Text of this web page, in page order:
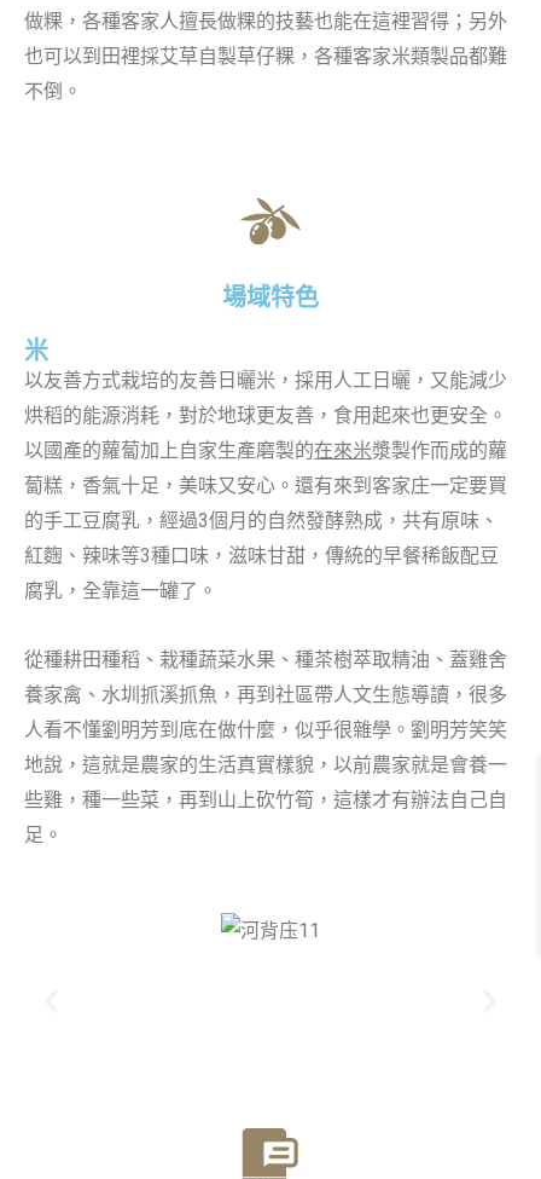
做粿，各種客家人擅長做粿的技藝也能在這裡習得；另外
也可以到田裡採艾草自製草仔粿，各種客家米類製品都難
不倒。
場域特色
米
以友善方式栽培的友善日曬米，採用人工日曬，又能減少
烘稻的能源消耗，對於地球更友善，食用起來也更安全。
以國產的蘿蔔加上自家生產磨製的在來米漿製作而成的蘿
蔔糕，香氣十足，美味又安心。還有來到客家庄一定要買
的手工豆腐乳，經過3個月的自然發酵熟成，共有原味、
紅麴、辣味等3種口味，滋味甘甜，傳統的早餐稀飯配豆
腐乳，全靠這一罐了。
從種耕田種稻、栽種蔬菜水果、種茶樹萃取精油、蓋雞舍
養家禽、水圳抓溪抓魚，再到社區帶人文生態導讀，很多
人看不懂劉明芳到底在做什麼，似乎很雜學。劉明芳笑笑
地說，這就是農家的生活真實樣貌，以前農家就是會養一
些雞，種一些菜，再到山上砍竹筍，這樣才有辦法自己自
足。